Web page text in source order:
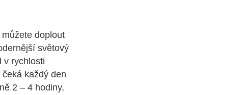
doplout
světový
v rychlosti
každý den
2 – 4 hodiny,